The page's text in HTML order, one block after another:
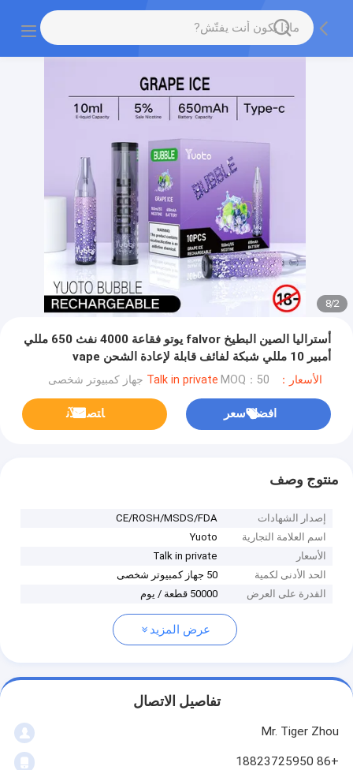
2
/
8
أستراليا الصين البطيخ falvor يوتو فقاعة 4000 نفث 650 مللي
أمبير 10 مللي شبكة لفائف قابلة لإعادة الشحن vape
الأسعار：Talk in private MOQ：50 جهاز كمبيوتر شخصى
افضل سعر ﺎﺘﺼﻟ ﺍﻶﻧ
منتوج وصف
إصدار الشهادات
CE/ROSH/MSDS/FDA
اسم العلامة التجارية
Yuoto
الأسعار
Talk in private
الحد الأدنى لكمية
50 جهاز كمبيوتر شخصى
القدرة على العرض
50000 قطعة / يوم
عرض المزيد
تفاصيل الاتصال
Mr. Tiger Zhou
+86 18823725950